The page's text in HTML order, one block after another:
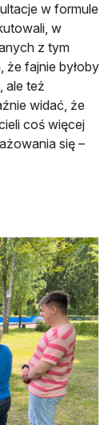
w formule
w
z tym
że fajnie byłoby
ale też
widać, że
coś więcej
się –